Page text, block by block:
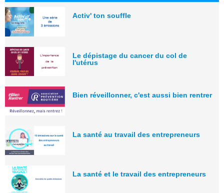
Activ' ton souffle
Le dépistage du cancer du col de
l'utérus
Bien réveillonner, c'est aussi bien rentrer
La santé au travail des entrepreneurs
La santé et le travail des entrepreneurs